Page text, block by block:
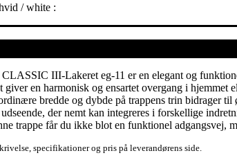
/ white :
III-Lakeret eg-11 er en elegant og
giver en harmonisk og ensartet overgang i
bredde og dybde på trappens trin bidrager
der nemt kan integreres i forskellige
trappe får du ikke blot en funktionel adgangsvej,
specifikationer og pris på leverandørens side.